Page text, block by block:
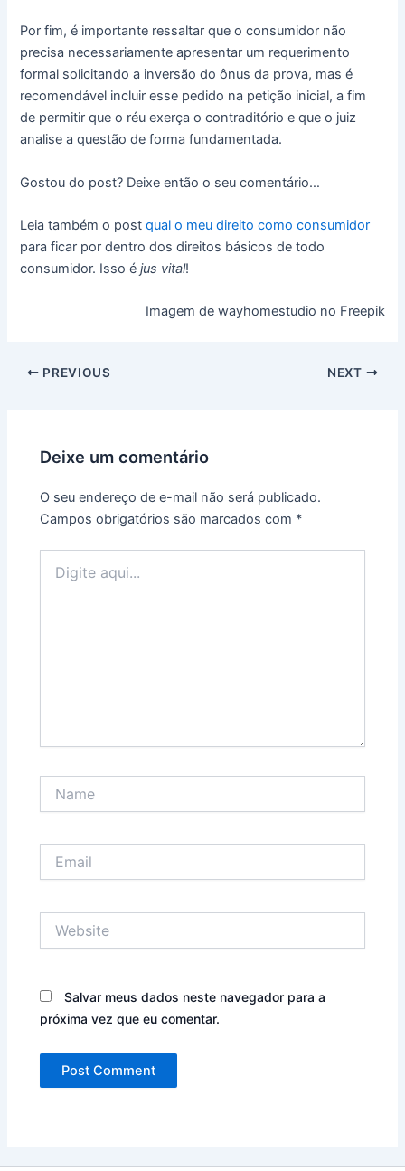
Por fim, é importante ressaltar que o consumidor não
precisa necessariamente apresentar um requerimento
formal solicitando a inversão do ônus da prova, mas é
recomendável incluir esse pedido na petição inicial, a fim
de permitir que o réu exerça o contraditório e que o juiz
analise a questão de forma fundamentada.
Gostou do post? Deixe então o seu comentário…
Leia também o postqual o meu direito como consumidor
para ficar por dentro dos direitos básicos de todo
consumidor. Isso éjus vital!
Imagem de wayhomestudio no Freepik
PREVIOUS NEXT
Deixe um comentário
O seu endereço de e-mail não será publicado.
Campos obrigatórios são marcados com *
aqui...
Salvar meus dados neste navegador para a
próxima vez que eu comentar.